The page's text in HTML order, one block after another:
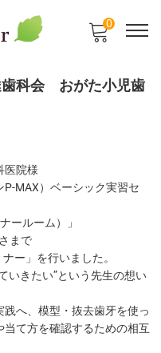
0
科会 おがた小児歯
医院様
MAX）ベーシック実習セ
ールーム）」
まで
ー」を行いました。
いきたい”という先生の想い
へ、模型・抜去歯牙を使っ
て方を確認するための相互